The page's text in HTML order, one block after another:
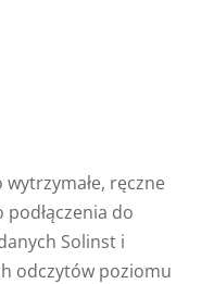
wytrzymałe, ręczne
do
Solinst i
odczytów poziomu